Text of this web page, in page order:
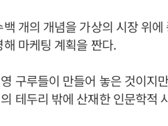
개의 개념을 가상의 시장 위
마케팅 계획을 짠다.
구루들이 만들어 놓은 것이지
테두리 밖에 산재한 인문학적